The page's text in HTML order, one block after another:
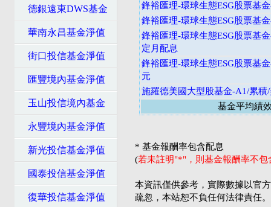
德銀遠東DWS基金
華南永昌基金淨值
街口投信基金淨值
匯豐境內基金淨值
玉山投信境內基金
永豐境內基金淨值
新光投信基金淨值
國泰投信基金淨值
復華投信基金淨值
鋒裕匯理-環球生態ESG股票基
鋒裕匯理-環球生態ESG股票基
鋒裕匯理-環球生態ESG股票基
定月配息
鋒裕匯理-環球生態ESG股票基
元
施羅德美國大型股基金-A1/累積
基金平均績
* 基金報酬率包含配息
(若未註明"*"，則基金報酬率不
本資訊僅供參考，實際數據以官
疏忽，本站恕不負任何法律責任。